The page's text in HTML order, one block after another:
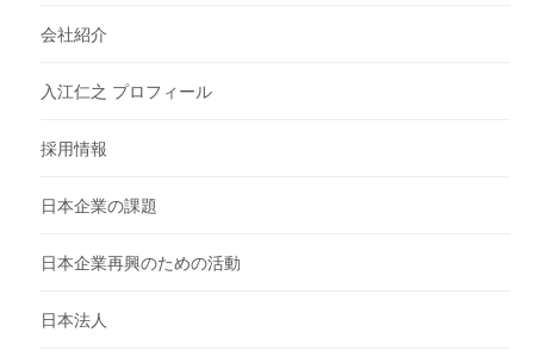
会社紹介
入江仁之 プロフィール
採用情報
日本企業の課題
日本企業再興のための活動
日本法人